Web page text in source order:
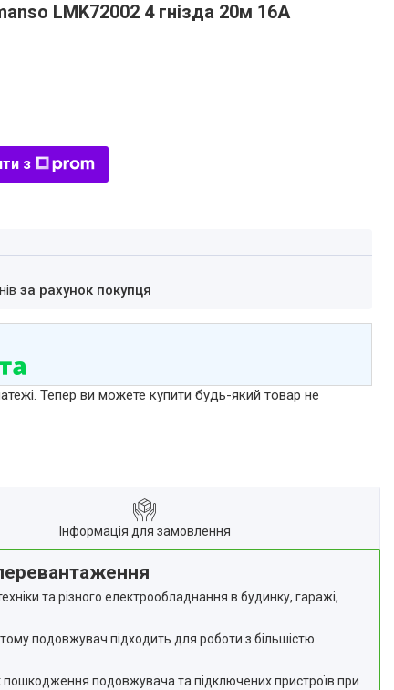
LMK72002 4 гнізда 20м 16A
з
за рахунок покупця
Тепер ви можете купити будь-який товар не
Інформація для замовлення
та різного електрообладнання в будинку, гаражі,
подовжувач підходить для роботи з більшістю
подовжувача та підключених пристроїв при